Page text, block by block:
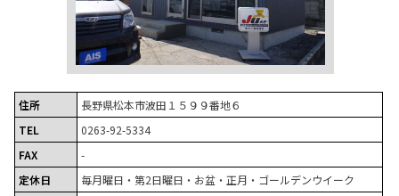
住所
長野県松本市波田１５９９番地６
TEL
0263-92-5334
FAX
-
定休日
毎月曜日・第2日曜日・お盆・正月・ゴールデンウイーク